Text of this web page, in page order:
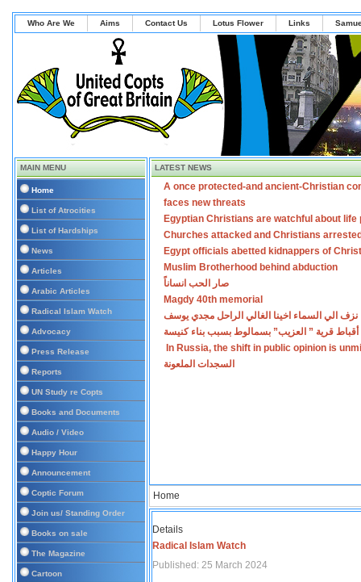
Who Are We Aims Contact Us Lotus Flower Links
MAIN MENU
Home
List of Atrocities
List of Hardships
News
Articles
Arabic Articles
Radical Islam Watch
Advocacy
Press Release
Reports
UN Study re Copts
Books and Documents
Audio / Video
Happy Hour
Announcement
Coptic Forum
Join us/ Standing Order
Books on sale
The Magazine
Cartoon
LATEST NEWS
A once protected-and ancient-Christian
faces new threats
Egyptian Christians are watchful about life
Churches attacked and Christians
Egypt officials abetted kidnappers of
Muslim Brotherhood behind abduction
صار الحب انساناً
Magdy 40th memorial
نزف الي السماء اخينا الغالي الراحل مجدي يوسف
أقباط قرية ” العزيب” بسمالوط بسبب بناء كنيسة
In Russia, the shift in public opinion is
السجدات الملعونة
Home
Details
Radical Islam Watch
Published: 25 March 2024